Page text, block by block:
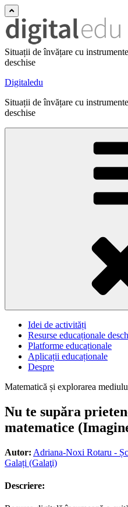
Situații de învățare cu
deschise
Digitaledu
Situații de învățare cu
deschise
Idei de activități
Resurse educaționale
Platforme educaționale
Aplicații educaționale
Despre
Matematică și explorarea
Nu te supăra
matematice
Autor: Adriana-Noxi Rotaru -
Galați (Galaţi)
Descriere: